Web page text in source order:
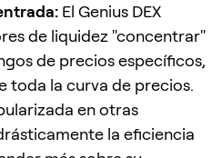
El Genius DEX
de liquidez "concentrar"
de precios específicos,
toda la curva de precios.
en otras
la eficiencia